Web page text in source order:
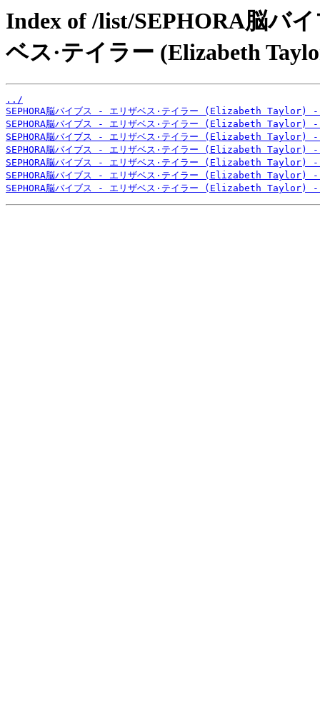
Index of /list/SEPHORA脳バ
ベス·テイラー (Elizabeth
../
SEPHORA脳バイブス - エリザベス·テイラー (Elizabeth
SEPHORA脳バイブス - エリザベス·テイラー (Elizabeth
SEPHORA脳バイブス - エリザベス·テイラー (Elizabeth
SEPHORA脳バイブス - エリザベス·テイラー (Elizabeth
SEPHORA脳バイブス - エリザベス·テイラー (Elizabeth
SEPHORA脳バイブス - エリザベス·テイラー (Elizabeth
SEPHORA脳バイブス - エリザベス·テイラー (Elizabeth